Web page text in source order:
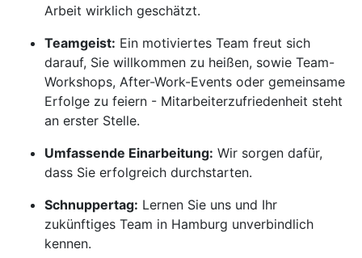
Arbeit wirklich geschätzt.
Teamgeist: Ein motiviertes Team freut sich
darauf, Sie willkommen zu heißen, sowie Team-
Workshops, After-Work-Events oder gemeinsame
Erfolge zu feiern - Mitarbeiterzufriedenheit steht
an erster Stelle.
Umfassende Einarbeitung: Wir sorgen dafür,
dass Sie erfolgreich durchstarten.
Schnuppertag: Lernen Sie uns und Ihr
zukünftiges Team in Hamburg unverbindlich
kennen.